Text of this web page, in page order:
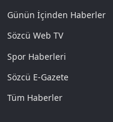
Günün İçinden Haberler
Sözcü Web TV
Spor Haberleri
Sözcü E-Gazete
Tüm Haberler